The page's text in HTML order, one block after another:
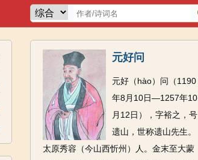
元好问
元好（hào）问（1190
年8月10日—1257年10
月12日），字裕之，号
遗山，世称遗山先生。
太原秀容（今山西忻州）人。金末至大蒙